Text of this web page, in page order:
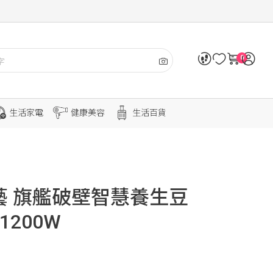
0
生活家電 健康美容 生活百貨
旗艦破壁智慧養生豆